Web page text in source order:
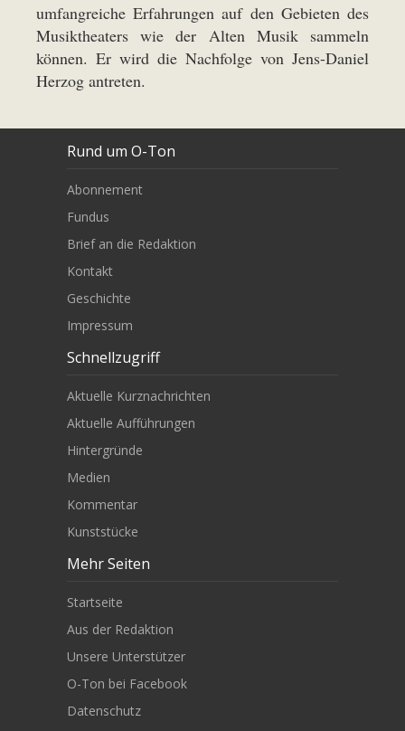
umfangreiche Erfahrungen auf den Gebieten des
Musiktheaters wie der Alten Musik sammeln
können. Er wird die Nachfolge von Jens-Daniel
Herzog antreten.
Rund um O-Ton
Abonnement
Fundus
Brief an die Redaktion
Kontakt
Geschichte
Impressum
Schnellzugriff
Aktuelle Kurznachrichten
Aktuelle Aufführungen
Hintergründe
Medien
Kommentar
Kunststücke
Mehr Seiten
Startseite
Aus der Redaktion
Unsere Unterstützer
O-Ton bei Facebook
Datenschutz